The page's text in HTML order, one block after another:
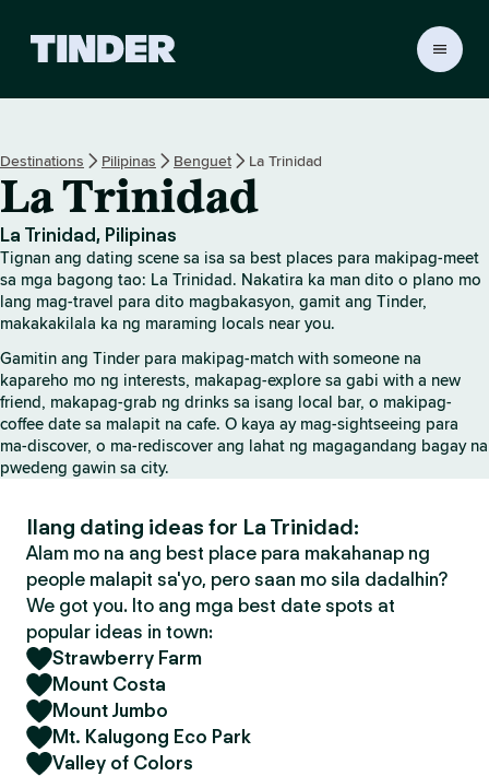
r
H
o
e
Destinations Pilipinas Benguet La Trinidad
La Trinidad
La Trinidad, Pilipinas
Tignan ang dating scene sa isa sa best places para makipag-meet
sa mga bagong tao: La Trinidad. Nakatira ka man dito o plano mo
lang mag-travel para dito magbakasyon, gamit ang Tinder,
makakakilala ka ng maraming locals near you.
Gamitin ang Tinder para makipag-match with someone na
kapareho mo ng interests, makapag-explore sa gabi with a new
friend, makapag-grab ng drinks sa isang local bar, o makipag-
coffee date sa malapit na cafe. O kaya ay mag-sightseeing para
ma-discover, o ma-rediscover ang lahat ng magagandang bagay na
pwedeng gawin sa city.
Ilang dating ideas for La Trinidad:
Alam mo na ang best place para makahanap ng
people malapit sa'yo, pero saan mo sila dadalhin?
We got you. Ito ang mga best date spots at
popular ideas in town:
Strawberry Farm
Mount Costa
Mount Jumbo
Mt. Kalugong Eco Park
Valley of Colors